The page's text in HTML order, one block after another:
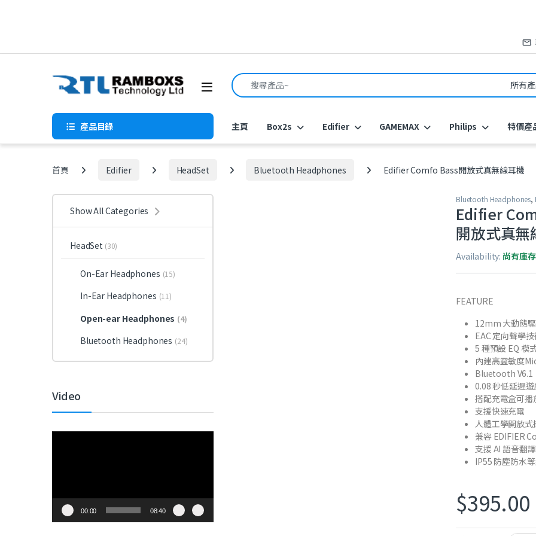
Open Search for:
產品目錄 主頁 Box2s Edifier GAMEMAX Philips 特價產
首頁 Edifier HeadSet Bluetooth Headphones Edifier Comfo Bass開放式真無線耳機
Bluetooth Headphones,
Edifier
開放式真無
Availability: 尚有庫存
FEATURE
12mm 大動態
EAC 定向聲學
5 種預設 EQ 模
內建高靈敏度
Bluetooth V6.1
0.08 秒低延遲
搭配充電盒可播
支援快速充電
人體工學開放
兼容 EDIFIER
支援 AI 語音翻
IP55 防塵防水
$395.00
Show All Categories
HeadSet (30)
On-Ear Headphones (15)
In-Ear Headphones (11)
Open-ear Headphones (4)
Bluetooth Headphones (24)
Video
00:00 08:40